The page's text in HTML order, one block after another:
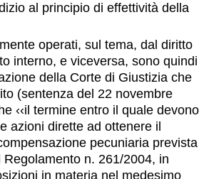
al principio di effettività della
operati, sul tema, dal diritto
interno, e viceversa, sono quindi
della Corte di Giustizia che
(sentenza del 22 novembre
‹‹il termine entro il quale devono
azioni dirette ad ottenere il
pecuniaria prevista
n. 261/2004, in
in materia nel medesimo